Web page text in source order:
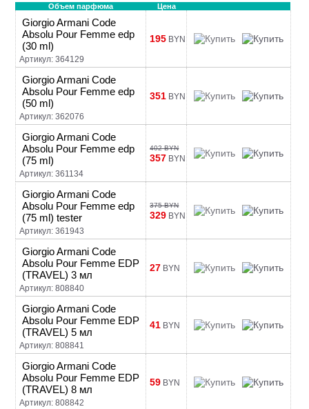
Объем парфюма Цена
Giorgio Armani Code
Absolu Pour Femme edp
(30 ml)
Артикул: 364129
195 BYN
Giorgio Armani Code
Absolu Pour Femme edp
(50 ml)
Артикул: 362076
351 BYN
Giorgio Armani Code
Absolu Pour Femme edp
(75 ml)
Артикул: 361134
402 BYN
357 BYN
Giorgio Armani Code
Absolu Pour Femme edp
(75 ml) tester
Артикул: 361943
375 BYN
329 BYN
Giorgio Armani Code
Absolu Pour Femme EDP
(TRAVEL) 3 мл
Артикул: 808840
27 BYN
Giorgio Armani Code
Absolu Pour Femme EDP
(TRAVEL) 5 мл
Артикул: 808841
41 BYN
Giorgio Armani Code
Absolu Pour Femme EDP
(TRAVEL) 8 мл
Артикул: 808842
59 BYN